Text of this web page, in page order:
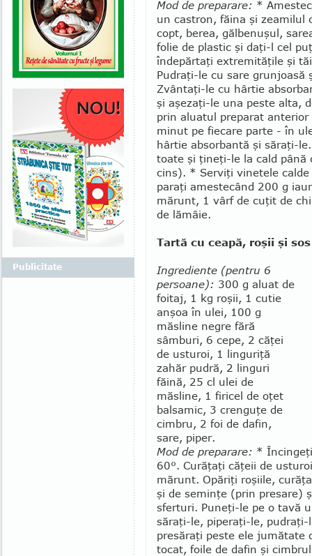
Mod de preparare: *
un cas­tron, făina şi zeamilul
copt, berea, găl­be­nu­şul,
folie de plastic şi daţi-l cel
îndepărtaţi extre­mi­tăţile şi
Pudraţi-le cu sare
Zvân­taţi-le cu hârtie
şi aşezaţi-le una peste alta,
prin aluatul preparat
minut pe fiecare parte - în
hârtie ab­sor­ban­tă şi săraţi-
toate şi ţineţi-le la cald
cins). * Serviţi vi­ne­tele
paraţi ames­tecând 200 g
mărunt, 1 vârf de cuţit de
de lămâie.
Tartă cu ceapă, roşii şi
Ingrediente (pentru 6
persoane): 300 g aluat de
foitaj, 1 kg roşii, 1 cutie
anşoa în ulei, 100 g
măsline negre fără
sâmburi, 6 ce­pe, 2 căţei
de usturoi, 1 linguriţă
zahăr pu­dră, 2 linguri
făină, 25 cl ulei de
măsline, 1 fi­ricel de oţet
balsamic, 3 crenguţe de
cim­bru, 2 foi de dafin,
sare, piper.
Mod de preparare: *
60°. Curăţaţi căţeii de
mărunt. Opăriţi roşiile,
şi de seminţe (prin presare)
sferturi. Pu­ne­ţi-le pe o tavă
să­ra­ţi-le, pi­pe­raţi-le, pu­draţi-
presăraţi peste ele ju­mătate
tocat, foile de dafin şi
Publicitate